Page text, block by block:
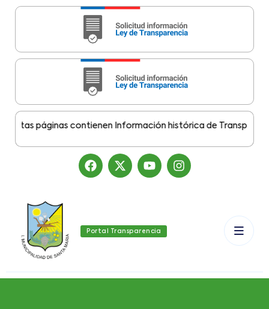
páginas contienen Información histórica de Transparencia
Portal Transparencia